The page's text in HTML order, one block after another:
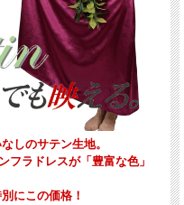
しのサテン生地。
フラドレスが「豊富な色」
にこの価格！